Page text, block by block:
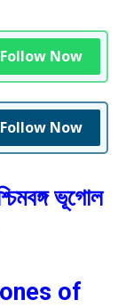
Follow Now
Follow Now
ভূগোল
of